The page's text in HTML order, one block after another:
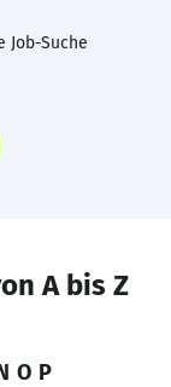
Job-Suche
A bis Z
O P